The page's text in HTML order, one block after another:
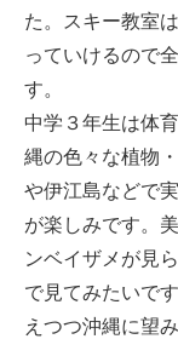
た。スキー教室
っていけるので
す。
中学３年生は体
縄の色々な植物
や伊江島などで
が楽しみです。
ンベイザメが見
で見てみたいで
えつつ沖縄に望